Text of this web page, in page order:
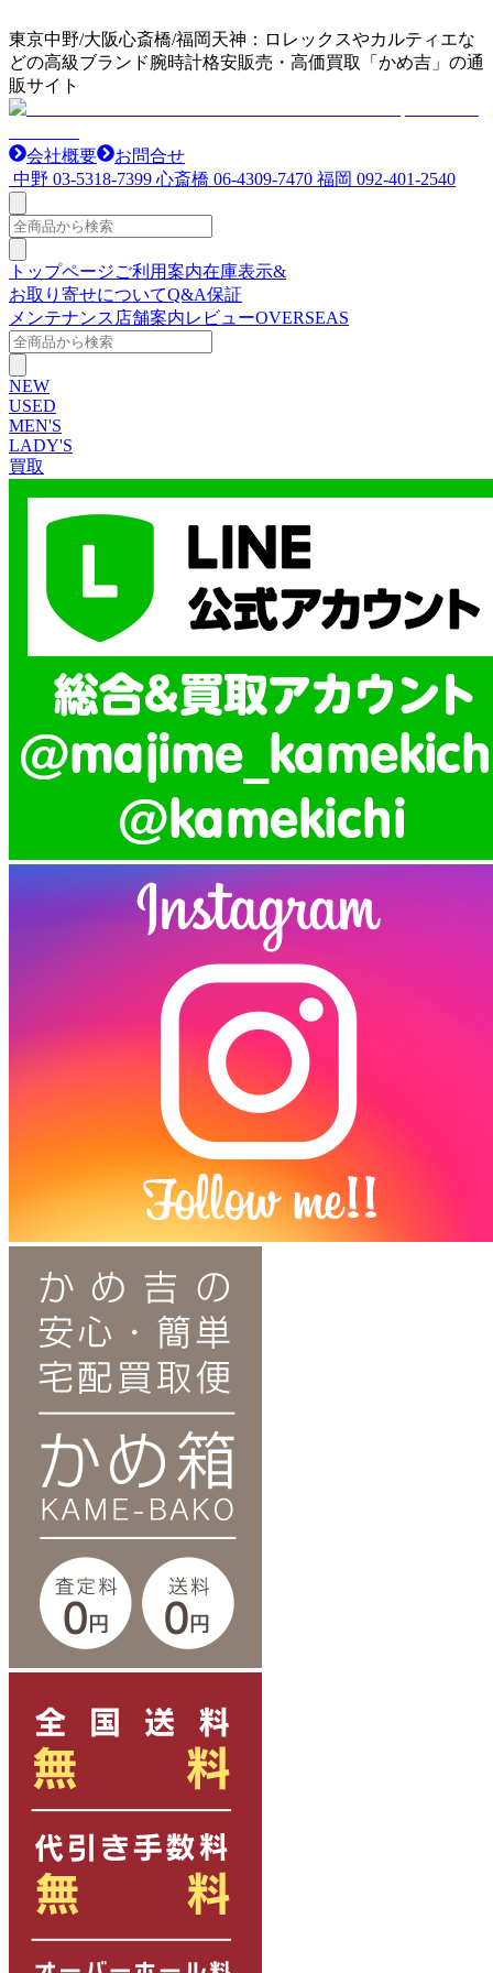
東京中野/大阪心斎橋/福岡天神：ロレックスやカルティエな
どの高級ブランド腕時計格安販売・高価買取「かめ吉」の通
販サイト
会社概要
お問合せ
中野 03-5318-7399 心斎橋 06-4309-7470 福岡 092-401-2540
トップページご利用案内在庫表示&
お取り寄せについてQ&A保証
メンテナンス 店舗案内レビューOVERSEAS
NEW
USED
MEN'S
LADY'S
買取